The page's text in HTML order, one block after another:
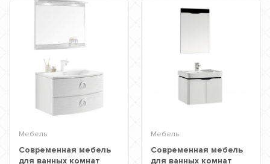
Мебель
Современная мебель
для ванных комнат
Мебель
Современная мебель
для ванных комнат